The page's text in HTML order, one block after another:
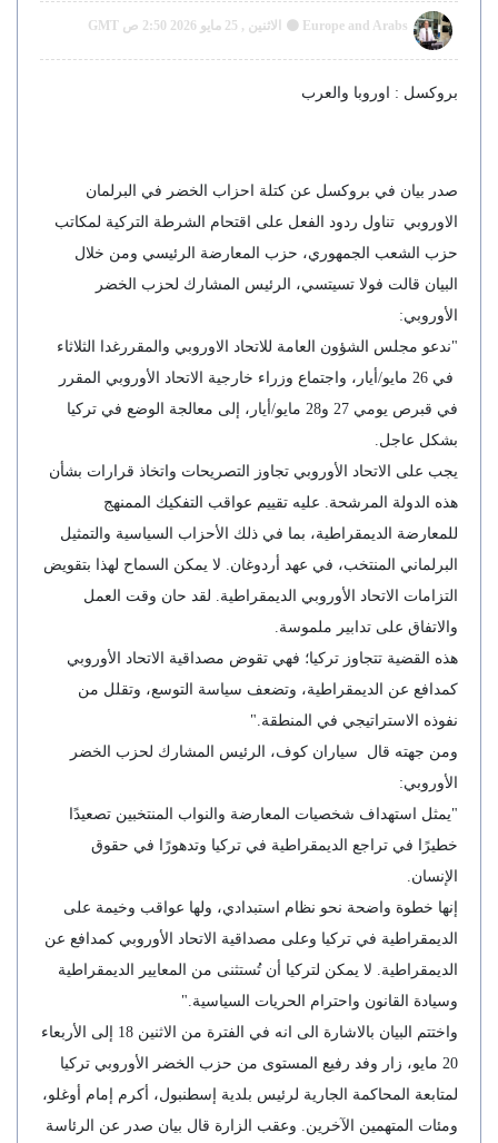
Europe and Arabs الاثنين , 25 مايو 2026 2:50 ص GMT
بروكسل : اوروبا والعرب
صدر بيان في بروكسل عن كتلة احزاب الخضر في البرلمان
الاوروبي تناول ردود الفعل على اقتحام الشرطة التركية لمكاتب
حزب الشعب الجمهوري، حزب المعارضة الرئيسي ومن خلال
البيان قالت فولا تسيتسي، الرئيس المشارك لحزب الخضر
الأوروبي:
"ندعو مجلس الشؤون العامة للاتحاد الاوروبي والمقررغدا الثلاثاء
في 26 مايو/أيار، واجتماع وزراء خارجية الاتحاد الأوروبي المقرر
في قبرص يومي 27 و28 مايو/أيار، إلى معالجة الوضع في تركيا
بشكل عاجل.
يجب على الاتحاد الأوروبي تجاوز التصريحات واتخاذ قرارات بشأن
هذه الدولة المرشحة. عليه تقييم عواقب التفكيك الممنهج
للمعارضة الديمقراطية، بما في ذلك الأحزاب السياسية والتمثيل
البرلماني المنتخب، في عهد أردوغان. لا يمكن السماح لهذا بتقويض
التزامات الاتحاد الأوروبي الديمقراطية. لقد حان وقت العمل
والاتفاق على تدابير ملموسة.
هذه القضية تتجاوز تركيا؛ فهي تقوض مصداقية الاتحاد الأوروبي
كمدافع عن الديمقراطية، وتضعف سياسة التوسع، وتقلل من
نفوذه الاستراتيجي في المنطقة."
ومن جهته قال سياران كوف، الرئيس المشارك لحزب الخضر
الأوروبي:
"يمثل استهداف شخصيات المعارضة والنواب المنتخبين تصعيدًا
خطيرًا في تراجع الديمقراطية في تركيا وتدهورًا في حقوق
الإنسان.
إنها خطوة واضحة نحو نظام استبدادي، ولها عواقب وخيمة على
الديمقراطية في تركيا وعلى مصداقية الاتحاد الأوروبي كمدافع عن
الديمقراطية. لا يمكن لتركيا أن تُستثنى من المعايير الديمقراطية
وسيادة القانون واحترام الحريات السياسية."
واختتم البيان بالاشارة الى انه في الفترة من الاثنين 18 إلى الأربعاء
20 مايو، زار وفد رفيع المستوى من حزب الخضر الأوروبي تركيا
لمتابعة المحاكمة الجارية لرئيس بلدية إسطنبول، أكرم إمام أوغلو،
ومئات المتهمين الآخرين. وعقب الزارة قال بيان صدر عن الرئاسة